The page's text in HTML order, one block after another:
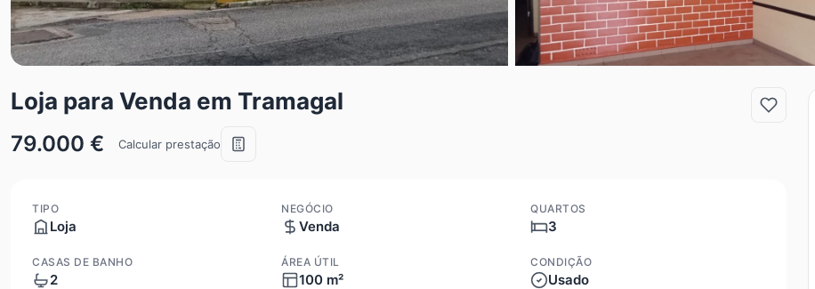
Loja para Venda em Tramagal
79.000 € Calcular prestação
TIPO
Loja
NEGÓCIO
Venda
QUARTOS
3
CASAS DE BANHO
2
ÁREA ÚTIL
100 m²
CONDIÇÃO
Usado